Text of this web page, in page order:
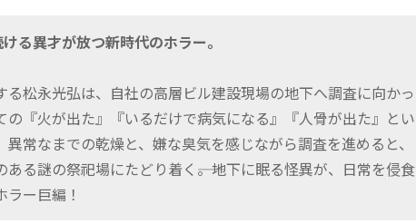
異才が放つ新時代のホラー。
松永光弘は、自社の高層ビル建設現場の地下へ調査に向かっ
『火が出た』『いるだけで病気になる』『人骨が出た』とい
常なまでの乾燥と、嫌な臭気を感じながら調査を進めると、
る謎の祭祀場にたどり着く――。地下に眠る怪異が、日常を侵食
ー巨編！